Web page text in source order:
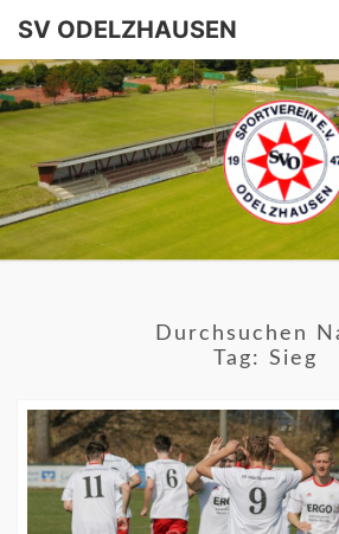
SV ODELZHAUSEN
Durchsuchen
Tag: Sieg